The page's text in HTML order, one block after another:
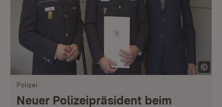
Polizei
Neuer Polizeipräsident beim